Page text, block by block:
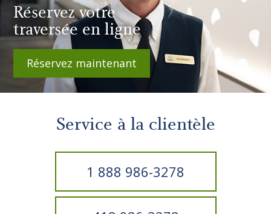
Réservez votre
traversée en ligne
Réservez maintenant
Service à la clientèle
1 888 986-3278